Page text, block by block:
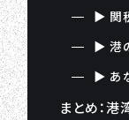
▶ 関
▶ 港
▶ あ
まとめ：